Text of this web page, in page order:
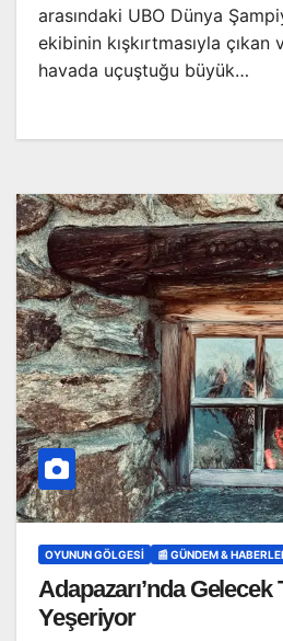
arasındaki UBO Dünya
ekibinin kışkırtmasıyla
havada uçuştuğu büyük…
OYUNUN GÖLGESI 📰 GÜNDEM &
Adapazarı’nda Gelecek
Yeşeriyor